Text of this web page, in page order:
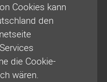
Cookies kann
den
die Cookie-
wären.